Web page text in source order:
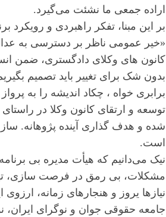
اراده جمعی ما نشئت می‌گیرد.
«خیر عمومی ناظر بر دسترسی به
کانون های وکلای دادگستری، ضمن
بدون شک برای تغییر باید تصمیم
برابری خواه ، چکاد اندیشه را به
توسعه و ارتقای کانون وکلا در
شده و هدف گذاری آینده پژوهانه.
است.
نیک می‌دانیم که هیأت مدیره بی
مشکلات، بی رمق در فرصت سازی، تهی
نیازها یروز و هنجارهای زمانه،
جامعه حقوقی جوان و نوگرای